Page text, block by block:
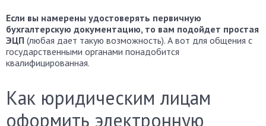
Если вы намерены удостоверять первичную
бухгалтерскую документацию, то вам подойдет простая
ЭЦП (любая дает такую возможность). А вот для общения с
государственными органами понадобится
квалифицированная.
Как юридическим лицам
оформить электронную